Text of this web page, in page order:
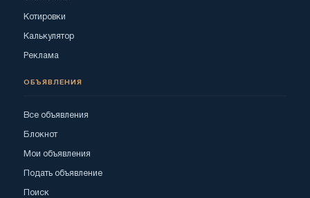
Котировки
Калькулятор
Реклама
ОБЪЯВЛЕНИЯ
Все объявления
Блокнот
Мои объявления
Подать объявление
Поиск